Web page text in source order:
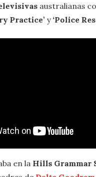
australianas
Practice’y ‘Police
en la Hills Grammar